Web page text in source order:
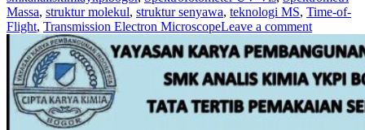
Massa, struktur molekul, struktur senyawa, teknologi MS, Time-of-
Flight, Transmission Electron MicroscopeLeave a comment